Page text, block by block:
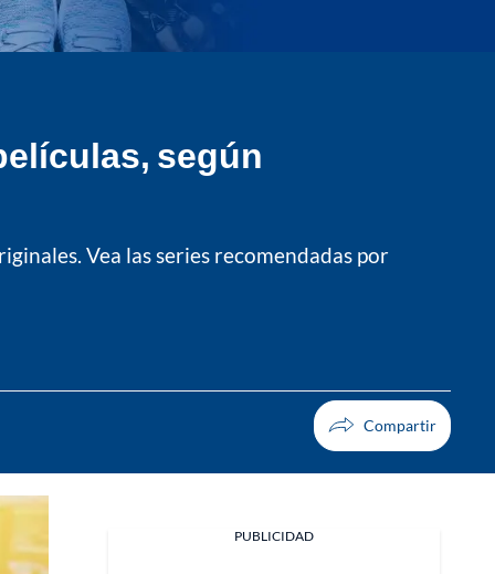
según
Vea las series recomendadas por
PUBLICIDAD